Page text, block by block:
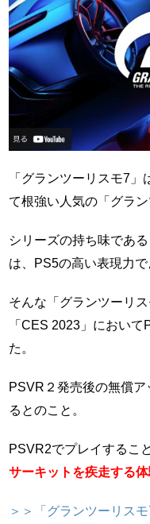
「グランツーリスモ7
て根強い人気の「グラ
シリーズの持ち味であ
は、PS5の高い表現力
そんな「グランツーリ
「CES 2023」におい
た。
PSVR２発売後の無償
るとのこと。
PSVR2でプレイするこ
サーキットを疾走する
＞＞「グランツーリス